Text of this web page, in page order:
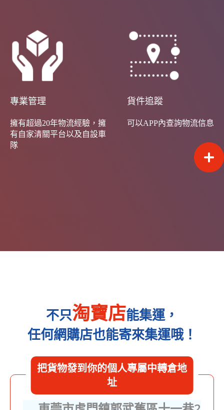
專業管理
擁有超過20年物流經驗，擁
有自家清關平台以及自設車
隊
貨件追蹤
可以APP內查詢物流信息
不只淘寶店能集運，
任何網購店也能寄來集運哦！
把貨物發到你的個人專屬中轉倉地
址